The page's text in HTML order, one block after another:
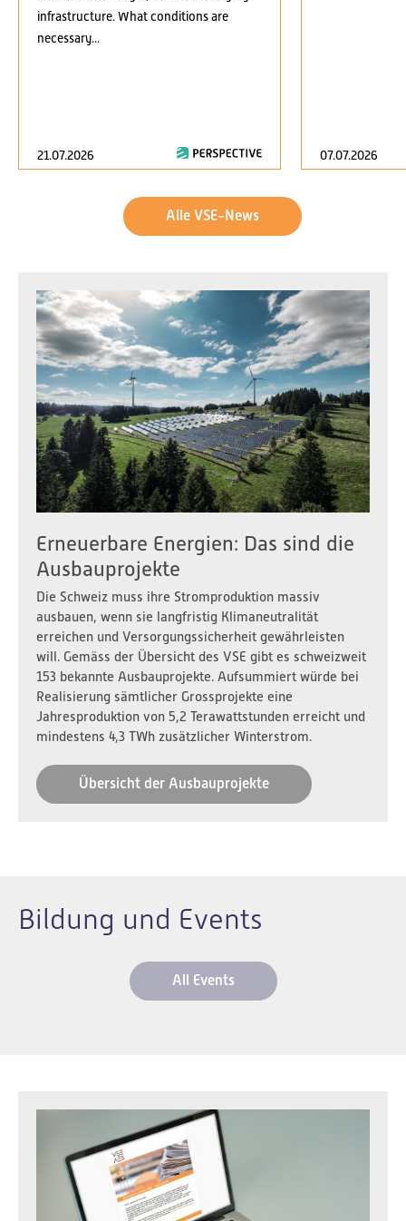
infrastructure. What conditions are
necessary...
21.07.2026 07.07.2026
Alle VSE-News
Erneuerbare Energien: Das sind die
Ausbauprojekte
Die Schweiz muss ihre Stromproduktion massiv
ausbauen, wenn sie langfristig Klimaneutralität
erreichen und Versorgungssicherheit gewährleisten
will. Gemäss der Übersicht des VSE gibt es schweizweit
153 bekannte Ausbauprojekte. Aufsummiert würde bei
Realisierung sämtlicher Grossprojekte eine
Jahresproduktion von 5,2 Terawattstunden erreicht und
mindestens 4,3 TWh zusätzlicher Winterstrom.
Übersicht der Ausbauprojekte
Bildung und Events
All Events